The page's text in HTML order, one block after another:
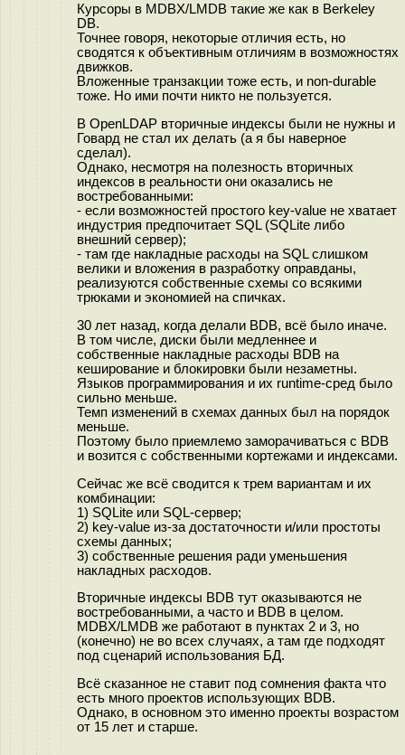
Курсоры в MDBX/LMDB такие же как в Berkeley
DB.
Точнее говоря, некоторые отличия есть, но
сводятся к объективным отличиям в возможностях
движков.
Вложенные транзакции тоже есть, и non-durable
тоже. Но ими почти никто не пользуется.
В OpenLDAP вторичные индексы были не нужны и
Говард не стал их делать (а я бы наверное
сделал).
Однако, несмотря на полезность вторичных
индексов в реальности они оказались не
востребованными:
- если возможностей простого key-value не хватает
индустрия предпочитает SQL (SQLite либо
внешний сервер);
- там где накладные расходы на SQL слишком
велики и вложения в разработку оправданы,
реализуются собственные схемы со всякими
трюками и экономией на спичках.
30 лет назад, когда делали BDB, всё было иначе.
В том числе, диски были медленнее и
собственные накладные расходы BDB на
кеширование и блокировки были незаметны.
Языков программирования и их runtime-сред было
сильно меньше.
Темп изменений в схемах данных был на порядок
меньше.
Поэтому было приемлемо заморачиваться с BDB
и возится с собственными кортежами и индексами.
Сейчас же всё сводится к трем вариантам и их
комбинации:
1) SQLite или SQL-сервер;
2) key-value из-за достаточности и/или простоты
схемы данных;
3) собственные решения ради уменьшения
накладных расходов.
Вторичные индексы BDB тут оказываются не
востребованными, а часто и BDB в целом.
MDBX/LMDB же работают в пунктах 2 и 3, но
(конечно) не во всех случаях, а там где подходят
под сценарий использования БД.
Всё сказанное не ставит под сомнения факта что
есть много проектов использующих BDB.
Однако, в основном это именно проекты возрастом
от 15 лет и старше.